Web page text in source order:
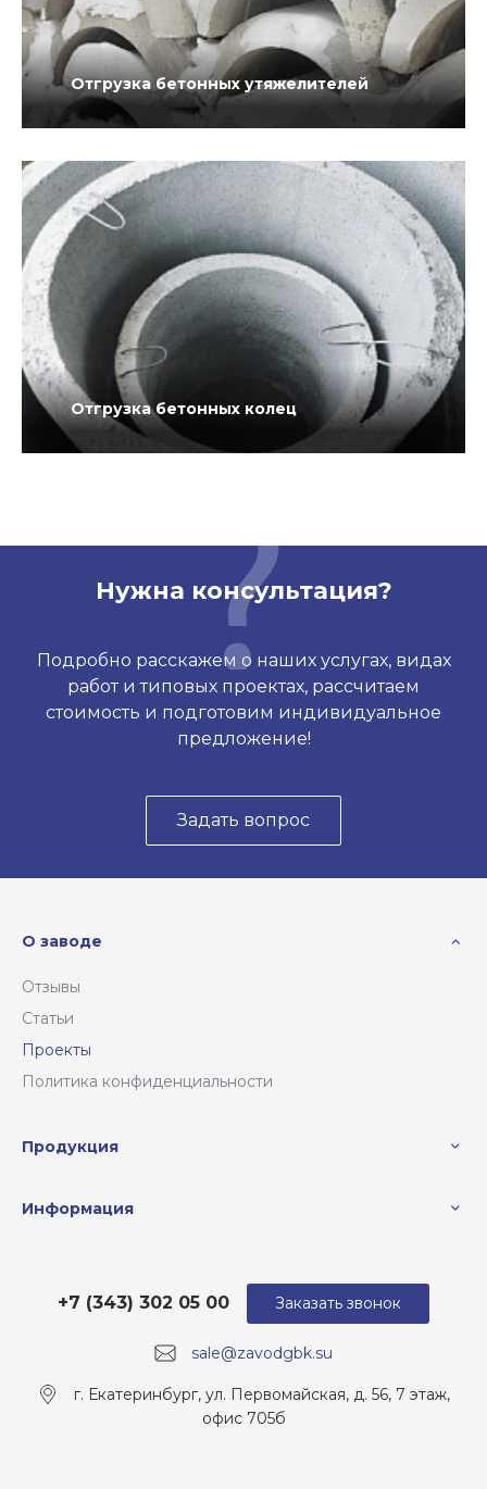
Отгрузка бетонных утяжелителей
Отгрузка бетонных колец
Нужна консультация?
Подробно расскажем о наших услугах, видах
работ и типовых проектах, рассчитаем
стоимость и подготовим индивидуальное
предложение!
Задать вопрос
О заводе
Отзывы
Статьи
Проекты
Политика конфиденциальности
Продукция
Информация
sale@zavodgbk.su
+7 (343) 302 05 00
г. Екатеринбург, ул. Первомайская, д. 56, 7 этаж,
офис 705б
Заказать звонок